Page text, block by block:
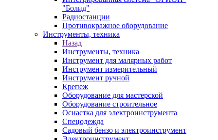
"Болид"
Радиостанции
Противокражное оборудование
Инструменты, техника
Назад
Инструменты, техника
Инструмент для малярных работ
Инструмент измерительный
Инструмент ручной
Крепеж
Оборудование для мастерской
Оборудование строительное
Оснастка для электроинструмента
Спецодежда
Садовый бензо и электроинструмент